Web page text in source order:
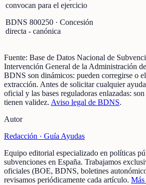
convocan para el ejercicio
BDNS 800250 · Concesión
directa - canónica
Fuente: Base de Datos Nacional de
Intervención General de la Administración
BDNS son dinámicos: pueden corregirse o
extracción. Antes de solicitar cualquier
oficial y las bases reguladoras enlazadas:
tienen validez. Aviso legal de BDNS.
Autor
Redacción · Guía Ayudas
Equipo editorial especializado en políticas
subvenciones en España. Trabajamos
oficiales (BOE, BDNS, boletines
revisamos periódicamente cada artículo. Más